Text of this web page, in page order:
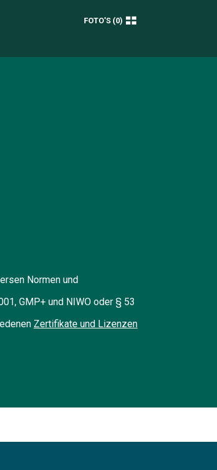
FOTO'S (0)
Normen und
GMP+ und NIWO oder § 53
Zertifikate und Lizenzen